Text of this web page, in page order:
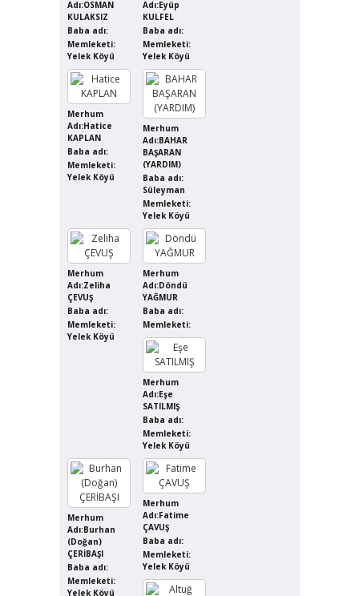
Adı:OSMAN
KULAKSIZ
Baba adı:
Memleketi:
Yelek Köyü
Adı:Eyüp
KULFEL
Baba adı:
Memleketi:
Yelek Köyü
Merhum
Adı:Hatice
KAPLAN
Baba adı:
Memleketi:
Yelek Köyü
Merhum
Adı:BAHAR
BAŞARAN
(YARDIM)
Baba adı:
Süleyman
Memleketi:
Yelek Köyü
Merhum
Adı:Zeliha
ÇEVUŞ
Baba adı:
Memleketi:
Yelek Köyü
Merhum
Adı:Döndü
YAĞMUR
Baba adı:
Memleketi:
Merhum
Adı:Eşe
SATILMIŞ
Baba adı:
Memleketi:
Yelek Köyü
Merhum
Adı:Burhan
(Doğan)
ÇERİBAŞI
Baba adı:
Memleketi:
Yelek Köyü
Merhum
Adı:Fatime
ÇAVUŞ
Baba adı:
Memleketi:
Yelek Köyü